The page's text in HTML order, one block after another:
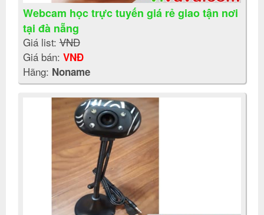
Webcam học trực tuyến giá rẻ giao tận nơi
tại đà nẵng
Giá list:VNĐ
Giá bán: VNĐ
Hãng: Noname